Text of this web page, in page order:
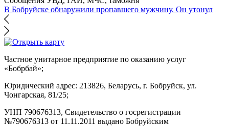
В Бобруйске обнаружили пропавшего мужчину. Он утонул
Частное унитарное предприятие по оказанию услуг
«Бобрбай»;
Юридический адрес: 213826, Беларусь, г. Бобруйск, ул.
Чонгарская, 81/25;
УНП 790676313, Свидетельство о госрегистрации
№790676313 от 11.11.2011 выдано Бобруйским